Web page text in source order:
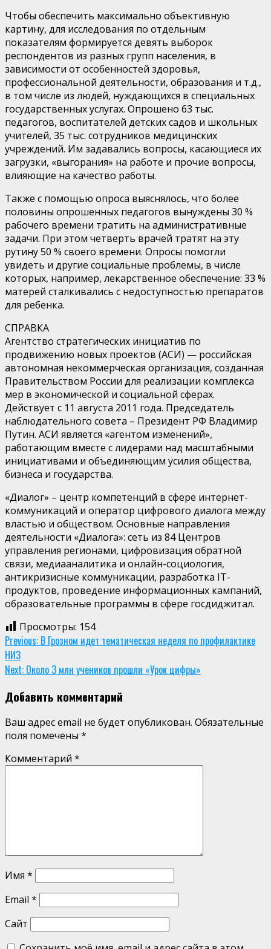
Чтобы обеспечить максимально объективную
картину, для исследования по отдельным
показателям формируется девять выборок
респондентов из разных групп населения, в
зависимости от особенностей здоровья,
профессиональной деятельности, образования и т.д.,
в том числе из людей, нуждающихся в специальных
государственных услугах. Опрошено 63 тыс.
педагогов, воспитателей детских садов и школьных
учителей, 35 тыс. сотрудников медицинских
учреждений. Им задавались вопросы, касающиеся их
загрузки, «выгорания» на работе и прочие вопросы,
влияющие на качество работы.
Также с помощью опроса выяснялось, что более
половины опрошенных педагогов вынуждены 30 %
рабочего времени тратить на административные
задачи. При этом четверть врачей тратят на эту
рутину 50 % своего времени. Опросы помогли
увидеть и другие социальные проблемы, в числе
которых, например, лекарственное обеспечение: 33 %
матерей сталкивались с недоступностью препаратов
для ребенка.
СПРАВКА
Агентство стратегических инициатив по
продвижению новых проектов (АСИ) — российская
автономная некоммерческая организация, созданная
Правительством России для реализации комплекса
мер в экономической и социальной сферах.
Действует с 11 августа 2011 года. Председатель
наблюдательного совета – Президент РФ Владимир
Путин. АСИ является «агентом изменений»,
работающим вместе с лидерами над масштабными
инициативами и объединяющим усилия общества,
бизнеса и государства.
«Диалог» – центр компетенций в сфере интернет-
коммуникаций и оператор цифрового диалога между
властью и обществом. Основные направления
деятельности «Диалога»: сеть из 84 Центров
управления регионами, цифровизация обратной
связи, медиааналитика и онлайн-социология,
антикризисные коммуникации, разработка IT-
продуктов, проведение информационных кампаний,
образовательные программы в сфере госдиджитал.
Просмотры: 154
Continue
Reading
Previous: В Грозном идет тематическая неделя по профилактике
НИЗ
Next: Около 3 млн учеников прошли «Урок цифры»
Добавить комментарий
Ваш адрес email не будет опубликован. Обязательные
поля помечены *
Комментарий *
Имя *
Email *
Сайт